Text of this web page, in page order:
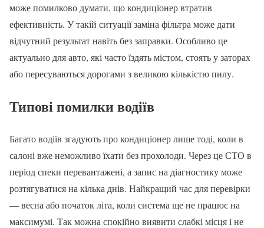
може помилково думати, що кондиціонер втратив
ефективність. У такій ситуації заміна фільтра може дати
відчутний результат навіть без заправки. Особливо це
актуально для авто, які часто їздять містом, стоять у заторах
або пересуваються дорогами з великою кількістю пилу.
Типові помилки водіїв
Багато водіїв згадують про кондиціонер лише тоді, коли в
салоні вже неможливо їхати без прохолоди. Через це СТО в
період спеки перевантажені, а запис на діагностику може
розтягуватися на кілька днів. Найкращий час для перевірки
— весна або початок літа, коли система ще не працює на
максимумі. Так можна спокійно виявити слабкі місця і не